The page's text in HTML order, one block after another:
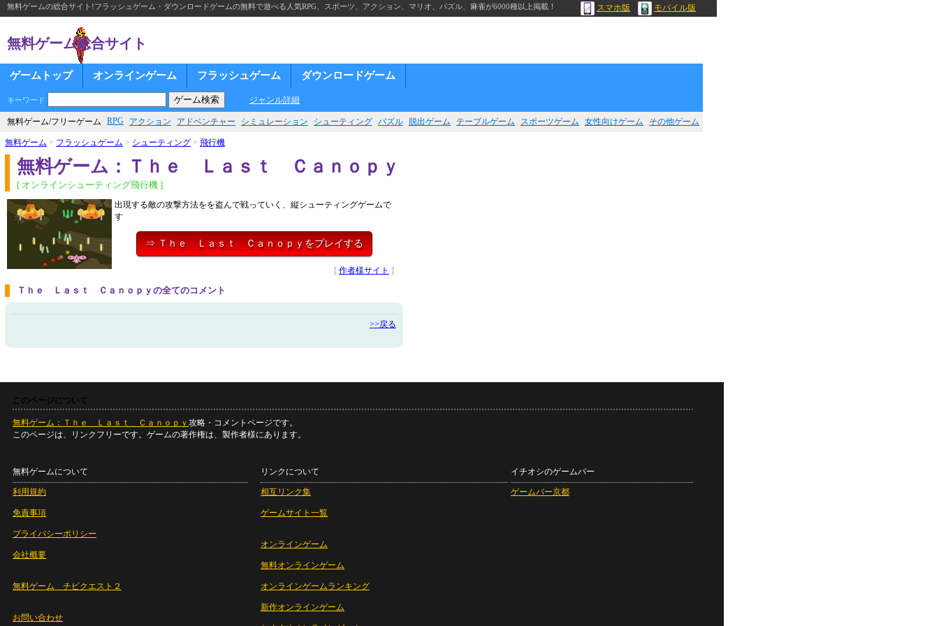
無料ゲームの総合サイト!フラッシュゲーム・ダウンロードゲームの無料で遊べる人気RPG、スポーツ、アクション、マリオ、パズル、麻雀が6000種以上掲載！ スマホ版 モバイル版
無料ゲーム総合サイト
ゲームトップ オンラインゲーム フラッシュゲーム ダウンロードゲーム
キーワード ジャンル詳細
無料ゲーム/フリーゲーム RPG アクション アドベンチャー シミュレーション シューティング パズル 脱出ゲーム テーブルゲーム スポーツゲーム 女性向けゲーム その他ゲーム
無料ゲーム > フラッシュゲーム > シューティング > 飛行機
無料ゲーム：Ｔｈｅ Ｌａｓｔ Ｃａｎｏｐｙ
[ オンラインシューティング飛行機 ]
出現する敵の攻撃方法をを盗んで戦っていく、縦シューティングゲームで
す
⇒ Ｔｈｅ Ｌａｓｔ Ｃａｎｏｐｙをプレイする
[ 作者様サイト ]
Ｔｈｅ Ｌａｓｔ Ｃａｎｏｐｙの全てのコメント
>>戻る
このページについて
無料ゲーム：Ｔｈｅ Ｌａｓｔ Ｃａｎｏｐｙ 攻略・コメントページです。
このページは、リンクフリーです。ゲームの著作権は、製作者様にあります。
無料ゲームについて
利用規約
免責事項
プライバシーポリシー
会社概要
無料ゲーム チビクエスト２
お問い合わせ
リンクについて
相互リンク集
ゲームサイト一覧
オンラインゲーム
無料オンラインゲーム
オンラインゲームランキング
新作オンラインゲーム
イチオシのゲームバー
ゲームバー京都